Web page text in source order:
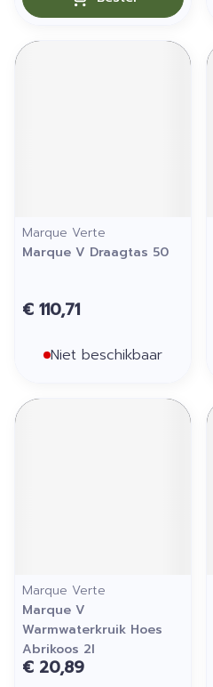
Marque Verte
Marque V Draagtas 50
€ 110,71
Niet beschikbaar
Marque Verte
Marque V
Warmwaterkruik Hoes
Abrikoos 2l
€ 20,89